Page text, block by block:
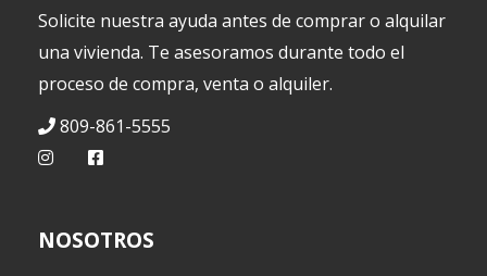
Solicite nuestra ayuda antes de comprar o alquilar
una vivienda. Te asesoramos durante todo el
proceso de compra, venta o alquiler.
809-861-5555
NOSOTROS